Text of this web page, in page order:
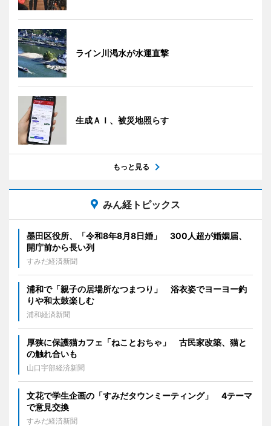
ライン川渇水が水運直撃
生成ＡＩ、被災地照らす
もっと見る
みん経トピックス
墨田区役所、「令和8年8月8日婚」 300人超が婚姻届、
開庁前から長い列
すみだ経済新聞
浦和で「親子の居場所なつまつり」 浴衣姿でヨーヨー釣
りや和太鼓楽しむ
浦和経済新聞
厚狭に保護猫カフェ「ねことおちゃ」 古民家改築、猫と
の触れ合いも
山口宇部経済新聞
文花で学生企画の「すみだタウンミーティング」 4テーマ
で意見交換
すみだ経済新聞